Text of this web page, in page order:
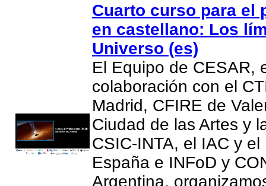
Cuarto curso para el
en castellano: Los
Universo (es)
El Equipo de CESAR,
colaboración con el
Madrid, CFIRE de
Ciudad de las Artes y
CSIC-INTA, el IAC y el
España e INFoD y
Argentina,